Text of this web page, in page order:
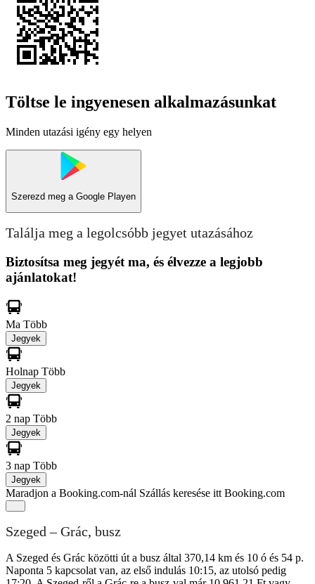
Töltse le ingyenesen alkalmazásunkat
Minden utazási igény egy helyen
Szerezd meg a Google Playen
Találja meg a legolcsóbb jegyet utazásához
Biztosítsa meg jegyét ma, és élvezze a legjobb
ajánlatokat!
Ma Több
Jegyek
Holnap Több
Jegyek
2 nap Több
Jegyek
3 nap Több
Jegyek
Maradjon a Booking.com-nál Szállás keresése itt Booking.com
Szeged – Grác, busz
A Szeged és Grác közötti út a busz által 370,14 km és 10 ó és 54 p.
Naponta 5 kapcsolat van, az első indulás 10:15, az utolsó pedig